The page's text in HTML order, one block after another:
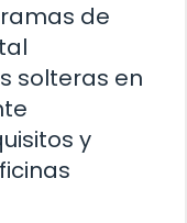
de
solteras en
y